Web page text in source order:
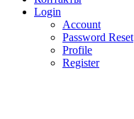
Login
Account
Password Reset
Profile
Register